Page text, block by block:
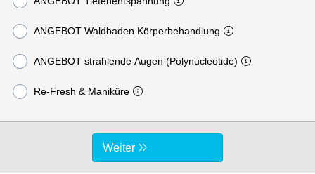
ANGEBOT Waldbaden Körperbehandlung
ANGEBOT strahlende Augen (Polynucleotide)
Re-Fresh & Maniküre
Weiter